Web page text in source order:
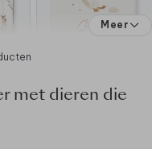
Meer
met dieren die